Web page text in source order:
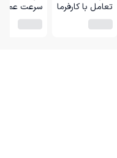
تعامل با کارفرما سرعت عمل